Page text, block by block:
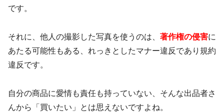
です。
それに、他人の撮影した写真を使うのは、 著作権の侵害に
あたる可能性もある、れっきとしたマナー違反であり規約
違反です。
自分の商品に愛情も責任も持っていない、そんな出品者さ
んから「買いたい」とは思えないですよね。